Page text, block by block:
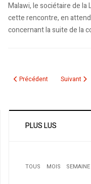
Malawi, le sociétaire de
cette rencontre, en
concernant la suite de la
Article précédent : Kinnah
Précédent Article
Suivant
PLUS LUS
TOUS MOIS
SEMAINE